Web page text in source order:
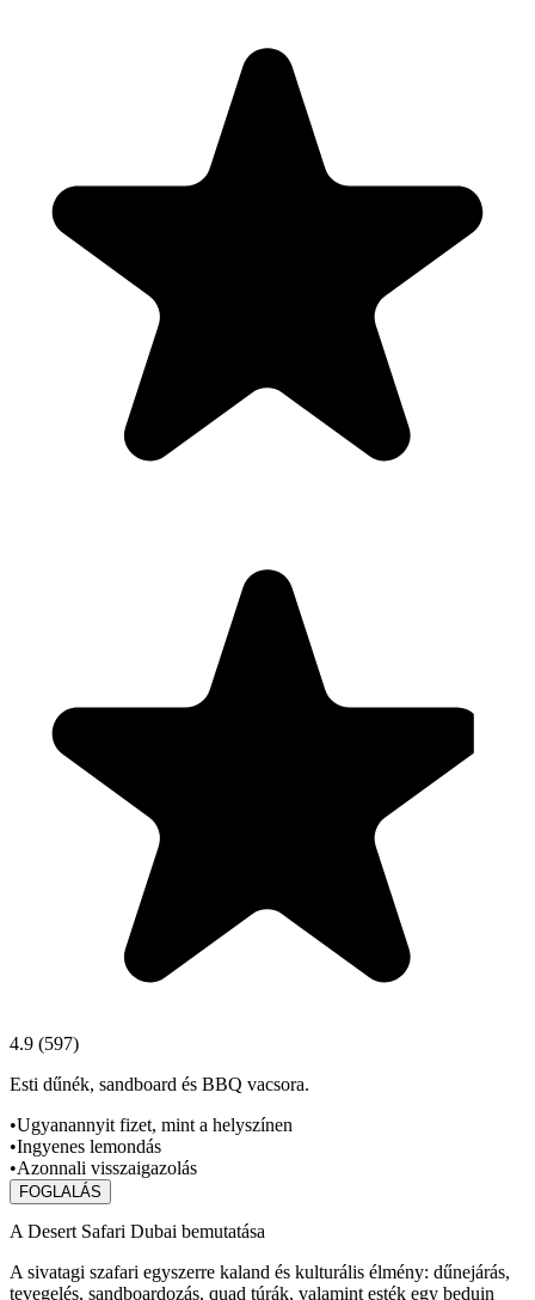
4.9 (597)
Esti dűnék, sandboard és BBQ vacsora.
•Ugyanannyit fizet, mint a helyszínen
•Ingyenes lemondás
•Azonnali visszaigazolás
FOGLALÁS
A Desert Safari Dubai bemutatása
A sivatagi szafari egyszerre kaland és kulturális élmény: dűnejárás,
tevegelés, sandboardozás, quad túrák, valamint esték egy beduin